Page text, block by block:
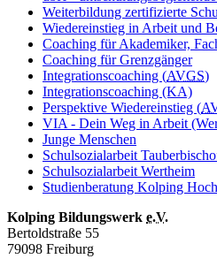
Weiterbildung zertifizierte
Wiedereinstieg in Arbeit und
Coaching für Akademiker,
Coaching für Grenzgänger
Integrationscoaching (AVGS)
Integrationscoaching (KA)
Perspektive Wiedereinstieg (
VIA - Dein Weg in Arbeit
Junge Menschen
Schulsozialarbeit
Schulsozialarbeit Wertheim
Studienberatung Kolping
Kolping Bildungswerk e.V.
Bertoldstraße 55
79098 Freiburg